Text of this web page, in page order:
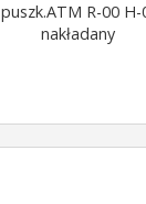
R-00 H-
nakładany